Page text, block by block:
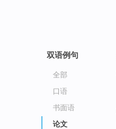
双语例句
全部
口语
书面语
论文